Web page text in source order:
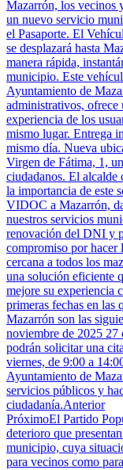
Mazarrón, los vecinos
un nuevo servicio
el Pasaporte. El
se desplazará hasta
manera rápida,
municipio. Este
Ayuntamiento de
administrativos, ofrece
experiencia de los
mismo lugar. Entrega
mismo día. Nueva
Virgen de Fátima, 1,
ciudadanos. El alcalde
la importancia de este
VIDOC a Mazarrón,
nuestros servicios
renovación del DNI y
compromiso por hacer
cercana a todos los
una solución eficiente
mejore su experiencia
primeras fechas en
Mazarrón son las
noviembre de 2025 27
podrán solicitar una
viernes, de 9:00 a
Ayuntamiento de
servicios públicos y
ciudadanía.Anterior
PróximoEl Partido
deterioro que
municipio, cuya
para vecinos como